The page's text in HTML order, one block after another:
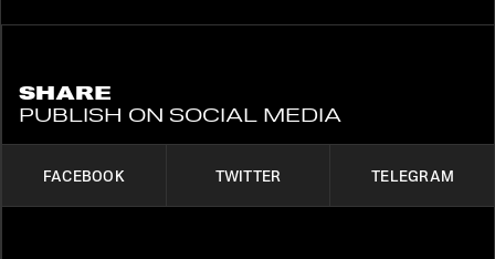
SHARE
PUBLISH ON SOCIAL MEDIA
FACEBOOK TWITTER TELEGRAM